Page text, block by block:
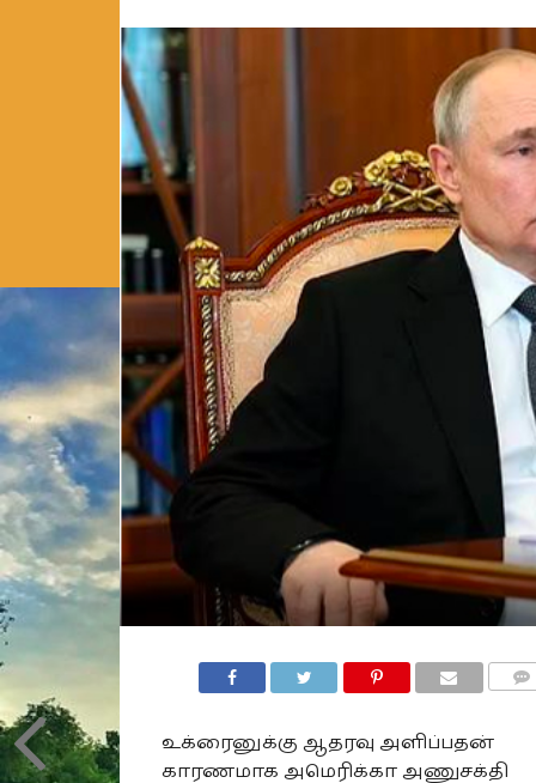
உக்ரைனுக்கு ஆதரவு அளிப்பதன்
காரணமாக அமெரிக்கா அணுசக்தி